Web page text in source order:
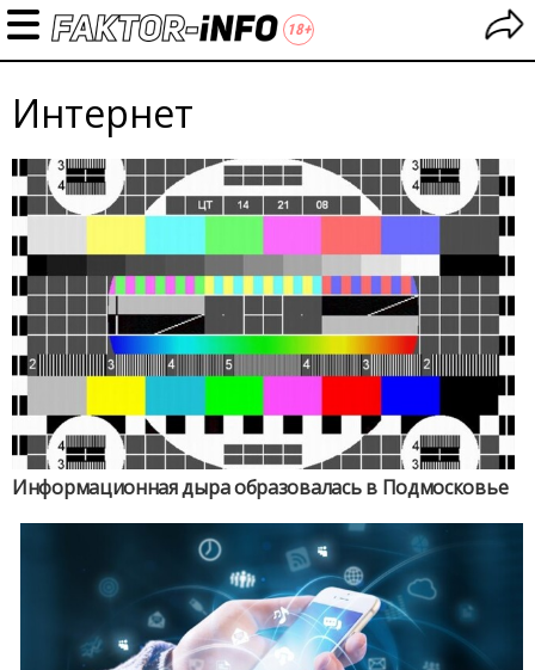
Интернет
Информационная дыра образовалась в Подмосковье